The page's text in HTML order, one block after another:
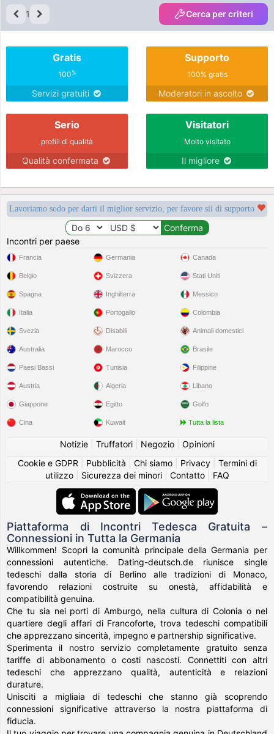
1 Cerca per criteri
Gratis
100%
Servizi gratuiti
Supporto
100% gratis
Moderatori in ascolto
Serio
profili di qualità
Qualità confermata
Visitatori
Molto visitato
Il migliore
Lavoriamo sodo per darti il miglior servizio, per favore sii di supporto
Incontri per paese
Francia
Belgio
Spagna
Italia
Svezia
Germania
Svizzera
Inghilterra
Portogallo
Disabili
Canada
Stati Uniti
Messico
Colombia
Animali domestici
Australia
Paesi Bassi
Austria
Giappone
Cina
Marocco
Tunisia
Algeria
Egitto
Kuwait
Brasile
Filippine
Libano
Golfo
Tutta la lista
Notizie| Truffatori| Negozio| Opinioni
Cookie e GDPR
Pubblicità Chi siamo| Privacy| Termini di
utilizzo| Sicurezza dei minori| Contatto| FAQ
Piattaforma di Incontri Tedesca Gratuita –
Connessioni in Tutta la Germania
Willkommen! Scopri la comunità principale della Germania per
connessioni autentiche. Dating-deutsch.de riunisce single
tedeschi dalla storia di Berlino alle tradizioni di Monaco,
favorendo relazioni costruite su onestà, affidabilità e
compatibilità genuina.
Che tu sia nei porti di Amburgo, nella cultura di Colonia o nel
quartiere degli affari di Francoforte, trova tedeschi compatibili
che apprezzano sincerità, impegno e partnership significative.
Sperimenta il nostro servizio completamente gratuito senza
tariffe di abbonamento o costi nascosti. Connettiti con altri
tedeschi che apprezzano qualità, autenticità e relazioni
durature.
Unisciti a migliaia di tedeschi che stanno già scoprendo
connessioni significative attraverso la nostra piattaforma di
fiducia.